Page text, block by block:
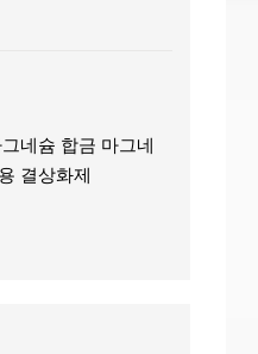
네슘 합금 마그네
결상화제